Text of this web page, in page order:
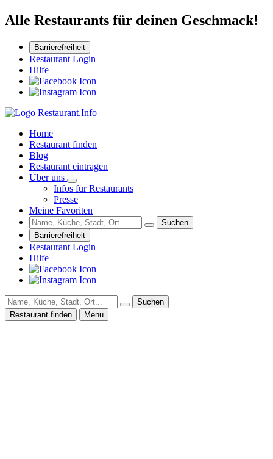
Alle Restaurants für deinen Geschmack!
Barrierefreiheit
Restaurant Login
Hilfe
Home
Restaurant finden
Blog
Restaurant eintragen
Über uns
Infos für Restaurants
Presse
Meine Favoriten
Suchen
Barrierefreiheit
Restaurant Login
Hilfe
Suchen
Restaurant finden
Menu